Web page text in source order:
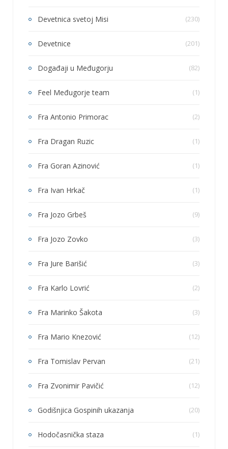
Devetnica svetoj Misi (230)
Devetnice (201)
Događaji u Međugorju (82)
Feel Međugorje team (1)
Fra Antonio Primorac (2)
Fra Dragan Ruzic (1)
Fra Goran Azinović (1)
Fra Ivan Hrkač (1)
Fra Jozo Grbeš (9)
Fra Jozo Zovko (3)
Fra Jure Barišić (3)
Fra Karlo Lovrić (2)
Fra Marinko Šakota (3)
Fra Mario Knezović (12)
Fra Tomislav Pervan (21)
Fra Zvonimir Pavičić (12)
Godišnjica Gospinih ukazanja (20)
Hodočasnička staza (1)